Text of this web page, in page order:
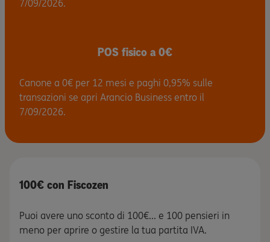
7/09/2026.
POS fisico a 0€
Canone a 0€ per 12 mesi e paghi 0,95% sulle
transazioni se apri Arancio Business entro il
7/09/2026.
100€ con Fiscozen
Puoi avere uno sconto di 100€... e 100 pensieri in
meno per aprire o gestire la tua partita IVA.